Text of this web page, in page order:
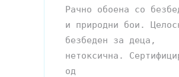
Рачно обоена со
и природни бои.
безбеден за деца,
нетоксична.
од